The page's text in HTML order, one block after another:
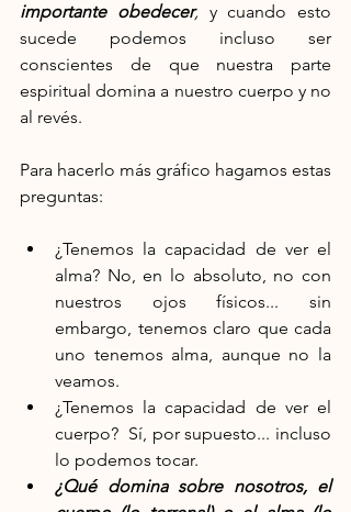
importante obedecer, y cuando esto
sucede podemos incluso ser
conscientes de que nuestra parte
espiritual domina a nuestro cuerpo y no
al revés.
Para hacerlo más gráfico hagamos estas
preguntas:
¿Tenemos la capacidad de ver el
alma? No, en lo absoluto, no con
nuestros ojos físicos... sin
embargo, tenemos claro que cada
uno tenemos alma, aunque no la
veamos.
¿Tenemos la capacidad de ver el
cuerpo?  Sí, por supuesto... incluso
lo podemos tocar.
¿Qué domina sobre nosotros, el